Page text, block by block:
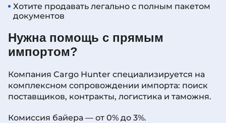
Хотите продавать легально с полным пакетом
документов
Нужна помощь с прямым
импортом?
Компания Cargo Hunter специализируется на
комплексном сопровождении импорта: поиск
поставщиков, контракты, логистика и таможня.
Комиссия байера — от 0% до 3%.